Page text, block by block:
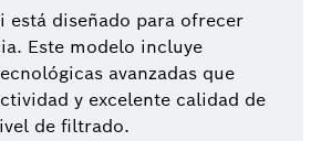
está diseñado para ofrecer
Este modelo incluye
avanzadas que
y excelente calidad de
de filtrado.